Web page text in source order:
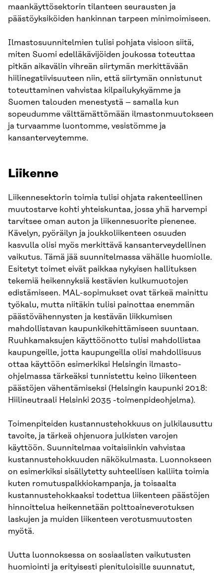
maankäyttösektorin tilanteen seurausten ja
päästöyksiköiden hankinnan tarpeen minimoimiseen.
Ilmastosuunnitelmien tulisi pohjata visioon siitä,
miten Suomi edelläkävijöiden joukossa toteuttaa
pitkän aikavälin vihreän siirtymän merkittävään
hiilinegatiivisuuteen niin, että siirtymän onnistunut
toteuttaminen vahvistaa kilpailukykyämme ja
Suomen talouden menestystä – samalla kun
sopeudumme välttämättömään ilmastonmuutokseen
ja turvaamme luontomme, vesistömme ja
kansanterveytemme.
Liikenne
Liikennesektorin toimia tulisi ohjata rakenteellinen
muutostarve kohti yhteiskuntaa, jossa yhä harvempi
tarvitsee oman auton ja liikennesuorite pienenee.
Kävelyn, pyöräilyn ja joukkoliikenteen osuuden
kasvulla olisi myös merkittävä kansanterveydellinen
vaikutus. Tämä jää suunnitelmassa vähälle huomiolle.
Esitetyt toimet eivät paikkaa nykyisen hallituksen
tekemiä heikennyksiä kestävien kulkumuotojen
edistämiseen. MAL-sopimukset ovat tärkeä mainittu
työkalu, mutta niitäkin tulisi painottaa enemmän
päästövähennysten ja kestävän liikkumisen
mahdollistavan kaupunkikehittämiseen suuntaan.
Ruuhkamaksujen käyttöönotto tulisi mahdollistaa
kaupungeille, jotta kaupungeilla olisi mahdollisuus
ottaa käyttöön esimerkiksi Helsingin ilmasto-
ohjelmassa tärkeäksi tunnistettu keino liikenteen
päästöjen vähentämiseksi (Helsingin kaupunki 2018:
Hiilineutraali Helsinki 2035 -toimenpideohjelma).
Toimenpiteiden kustannustehokkuus on julkilausuttu
tavoite, ja tärkeä ohjenuora julkisten varojen
käyttöön. Suunnitelmaa voitaisiinkin vahvistaa
kustannustehokkuuden näkökulmasta. Luonnokseen
on esimerkiksi sisällytetty suhteellisen kalliita toimia
kuten romutuspalkkiokampanja, ja toisaalta
kustannustehokkaaksi todettua liikenteen päästöjen
hinnoittelua heikennetään polttoaineverotuksen
laskujen ja muiden liikenteen verotusmuutosten
myötä.
Uutta luonnoksessa on sosiaalisten vaikutusten
huomiointi ja erityisesti pienituloisille suunnatut,